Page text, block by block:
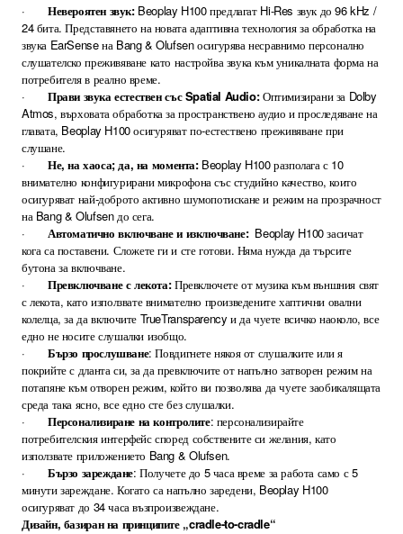
· Невероятен звук:Beoplay H100 предлагат Hi-Res звук до 96 kHz /
24 бита. Представянето на новата адаптивна технология за обработка на
звука EarSense на Bang & Olufsen осигурява несравнимо персонално
слушателско преживяване като настройва звука към уникалната форма на
потребителя в реално време.
· Прави звука естествен със Spatial Audio:Оптимизирани за Dolby
Atmos, върховата обработка за пространствено аудио и проследяване на
главата, Beoplay H100 осигуряват по-естествено преживяване при
слушане.
· Не, на хаоса; да, на момента:Beoplay H100 разполага с 10
внимателно конфигурирани микрофона със студийно качество, които
осигуряват най-доброто активно шумопотискане и режим на прозрачност
на Bang & Olufsen до сега.
· Автоматично включване и изключване: Beoplay H100 засичат
кога са поставени. Сложете ги и сте готови. Няма нужда да търсите
бутона за включване.
· Превключване с лекота:Превключете от музика към външния свят
с лекота, като използвате внимателно произведените хаптични овални
колелца, за да включите TrueTransparency и да чуете всичко наоколо, все
едно не носите слушалки изобщо.
· Бързо прослушване: Повдигнете някоя от слушалките или я
покрийте с дланта си, за да превключите от напълно затворен режим на
потапяне към отворен режим, който ви позволява да чуете заобикалящата
среда така ясно, все едно сте без слушалки.
· Персонализиране на контролите: персонализирайте
потребителския интерфейс според собствените си желания, като
използвате приложението Bang & Olufsen.
· Бързо зареждане: Получете до 5 часа време за работа само с 5
минути зареждане. Когато са напълно заредени, Beoplay H100
осигуряват до 34 часа възпроизвеждане.
Дизайн, базиран на принципите „cradle-to-cradle“